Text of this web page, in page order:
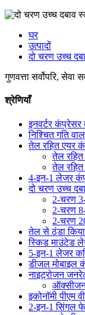
घर
उत्पादों
दो चरण उच्च
गुणवत्ता सर्वोपरि, सेवा
श्रेणियाँ
इनवर्टर कंप्रेसर
निश्चित गति
तेल रहित एयर
तेल
तेल
4-इन-1 लेजर
दो चरण उच्च
2-चरण
2-चरण
2-चरण
तेल से ठंडा
स्किड माउंटेड
5-इन-1 लेजर
डीजल मोबाइल
नाइट्रोजन
इकोनॉमी पीएम
2-इन-1 सिंगल